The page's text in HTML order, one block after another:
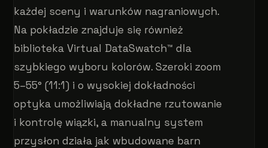
każdej sceny i warunków nagraniowych.
Na pokładzie znajduje się również
biblioteka Virtual DataSwatch™ dla
szybkiego wyboru kolorów. Szeroki zoom
5–55° (11:1) i o wysokiej dokładności
optyka umożliwiają dokładne rzutowanie
i kontrolę wiązki, a manualny system
przysłon działa jak wbudowane barn